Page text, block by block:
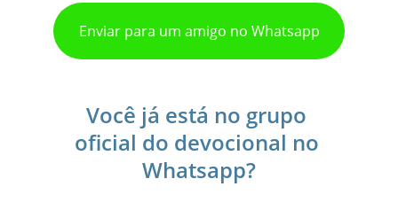
Enviar para um amigo no Whatsapp
Você já está no grupo
oficial do devocional no
Whatsapp?